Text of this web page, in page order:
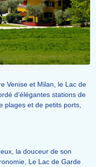
Venise et Milan, le Lac de
d’élégantes stations de
plages et de petits ports,
la douceur de son
Le Lac de Garde